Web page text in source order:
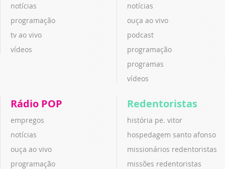
notícias
programação
tv ao vivo
vídeos
notícias
ouça ao vivo
podcast
programação
programas
vídeos
Rádio POP
empregos
notícias
ouça ao vivo
programação
Redentoristas
história pe. vitor
hospedagem santo afonso
missionários redentoristas
missões redentoristas